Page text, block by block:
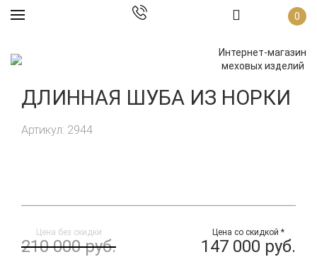
0
Интернет-магазин
меховых изделий
ДЛИННАЯ ШУБА ИЗ НОРКИ
Артикул: 2944
Цена без скидки
210 000 руб.
Цена со скидкой *
147 000 руб.